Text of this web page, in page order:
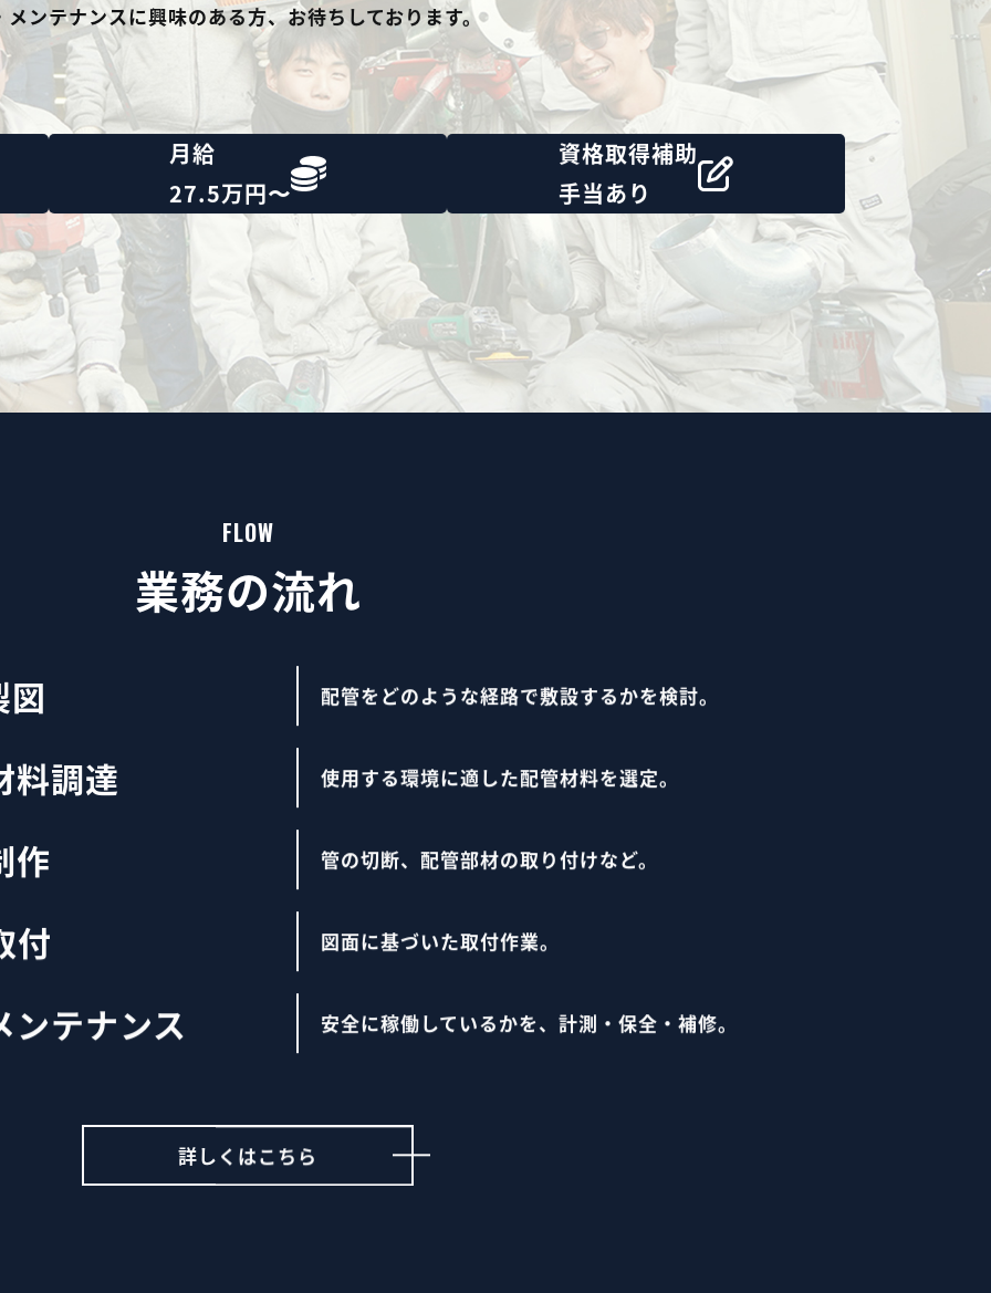
ンテナンスに興味のある方、お待ちしております。
月給
27.5万円〜
資格取得補助
手当あり
FLOW
業務の流れ
図 配管をどのような経路で敷設するかを検討。
料調達 使用する環境に適した配管材料を選定。
作 管の切断、配管部材の取り付けなど。
付 図面に基づいた取付作業。
ンテナンス 安全に稼働しているかを、計測・保全・補修。
詳しくはこちら